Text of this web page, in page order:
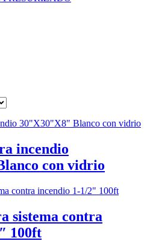
incendio
con vidrio
sistema contra
100ft